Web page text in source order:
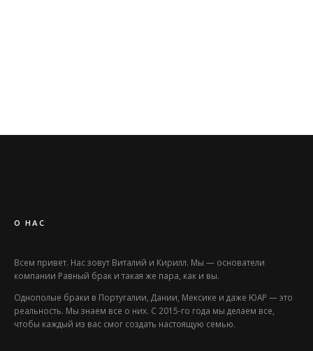
О НАС
Всем привет. Нас зовут Виталий и Кирилл. Мы — основатели
компании Равный брак и такая же пара, как и вы.
Однополые браки в Португалии, Дании, Мексике и даже ЮАР — это
реальность. Мы знаем все о них. С 2015-го года мы делаем все,
чтобы каждый из вас смог создать настоящую семью.